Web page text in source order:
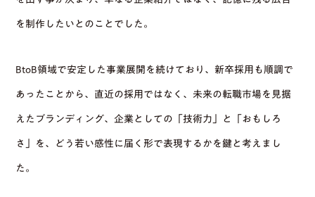
を制作したいとのことでした。
BtoB領域で安定した事業展開を続けており、新卒採用も順調で
あったことから、直近の採用ではなく、未来の転職市場を見据
えたブランディング、企業としての「技術力」と「おもしろ
さ」を、どう若い感性に届く形で表現するかを鍵と考えまし
た。